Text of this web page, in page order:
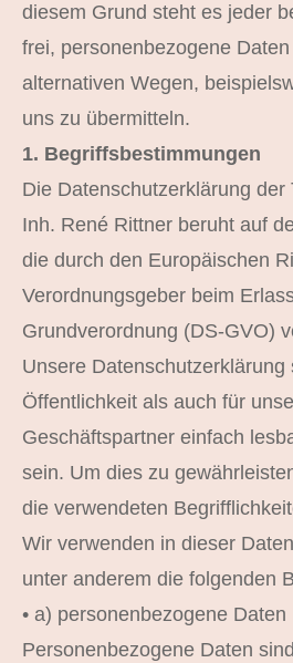
diesem Grund steht es jeder
frei, personenbezogene
alternativen Wegen,
uns zu übermitteln.
1. Begriffsbestimmungen
Die Datenschutzerklärung der
Inh. René Rittner beruht auf
die durch den Europäischen
Verordnungsgeber beim
Grundverordnung (DS-GVO)
Unsere
Öffentlichkeit als auch für
Geschäftspartner einfach
sein. Um dies zu
die verwendeten
Wir verwenden in dieser
unter anderem die folgenden
• a) personenbezogene Daten
Personenbezogene Daten